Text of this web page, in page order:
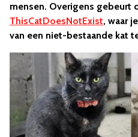
mensen. Overigens
ThisCatDoesNotExist, waar
van een niet-bestaande kat